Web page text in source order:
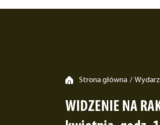
Strona główna /
WIDZENIE NA